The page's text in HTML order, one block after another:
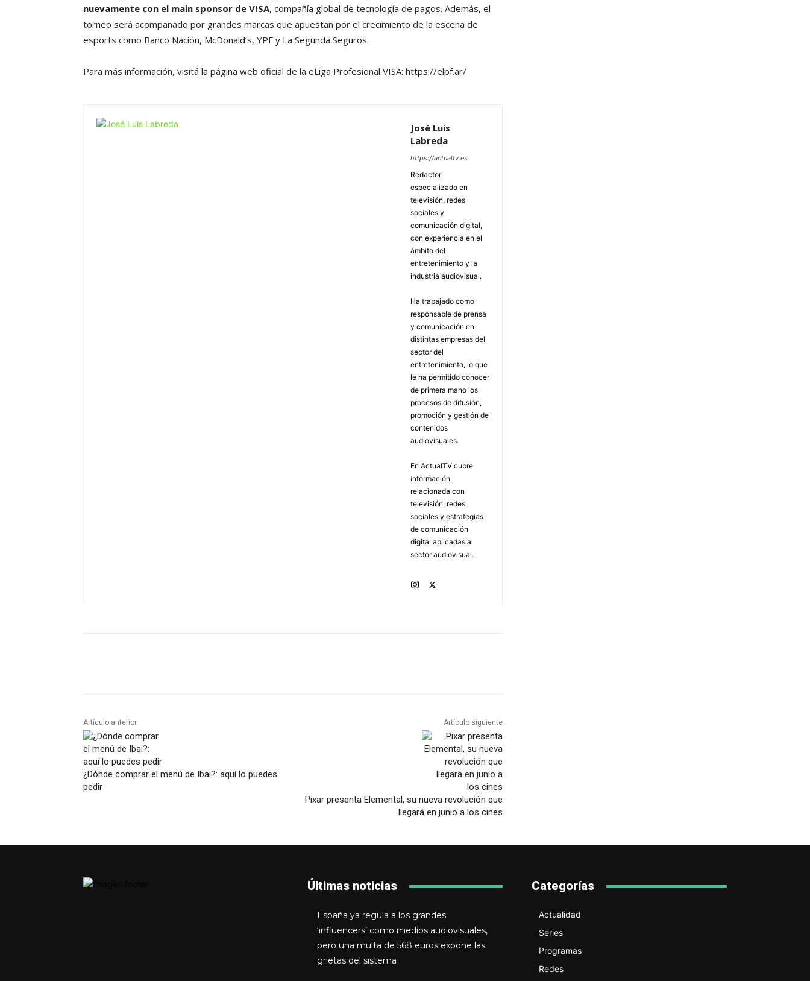
nuevamente con el main sponsor de VISA, compañía global de tecnología de pagos. Además, el
torneo será acompañado por grandes marcas que apuestan por el crecimiento de la escena de
esports como Banco Nación, McDonald’s, YPF y La Segunda Seguros.
Para más información, visitá la página web oficial de la eLiga Profesional VISA: https://elpf.ar/
José Luis
Labreda
https://actualtv.es
Redactor
especializado en
televisión, redes
sociales y
comunicación digital,
con experiencia en el
ámbito del
entretenimiento y la
industria audiovisual.
Ha trabajado como
responsable de prensa
y comunicación en
distintas empresas del
sector del
entretenimiento, lo que
le ha permitido conocer
de primera mano los
procesos de difusión,
promoción y gestión de
contenidos
audiovisuales.
En ActualTV cubre
información
relacionada con
televisión, redes
sociales y estrategias
de comunicación
digital aplicadas al
sector audiovisual.
Artículo anterior
¿Dónde comprar el menú de Ibai?: aquí lo puedes
pedir
Artículo siguiente
Pixar presenta Elemental, su nueva revolución que
llegará en junio a los cines
Últimas noticias
España ya regula a los grandes
‘influencers’ como medios audiovisuales,
pero una multa de 568 euros expone las
grietas del sistema
Categorías
Actualidad
Series
Programas
Redes